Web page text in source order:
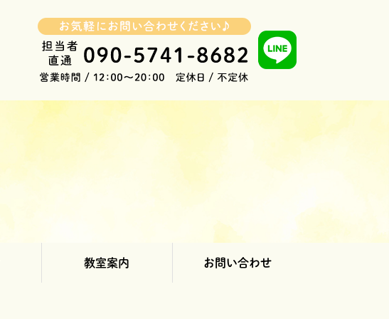
教室案内 お問い合わせ